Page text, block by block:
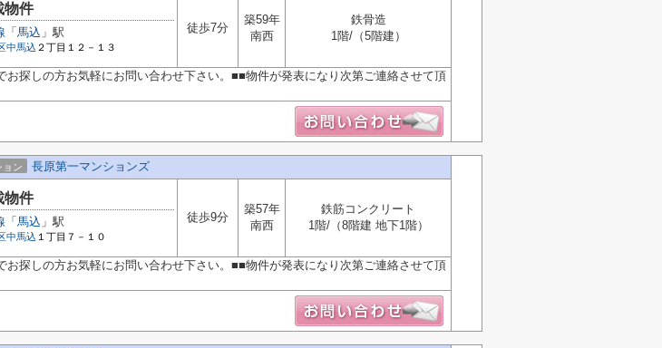
物件
「 馬込 」駅
中馬込 ２丁目１２－１３
徒歩7分
築59年
南西
鉄骨造
1階/（5階建）
お探しの方お気軽にお問い合わせ下さい。■■物件が発表になり次第ご連絡させて頂
ョン 長原第一マンションズ
物件
「 馬込 」駅
中馬込 １丁目７－１０
徒歩9分
築57年
南西
鉄筋コンクリート
1階/（8階建 地下1階）
お探しの方お気軽にお問い合わせ下さい。■■物件が発表になり次第ご連絡させて頂